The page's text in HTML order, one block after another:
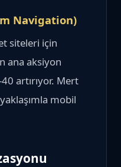
Navigation)
siteleri için
ana aksiyon
artırıyor. Mert
mobil